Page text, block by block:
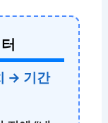
→ 기간